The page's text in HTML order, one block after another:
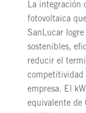
La integración
fotovoltaica
SanLucar
sostenibles,
reducir el
competitividad
empresa. El
equivalente